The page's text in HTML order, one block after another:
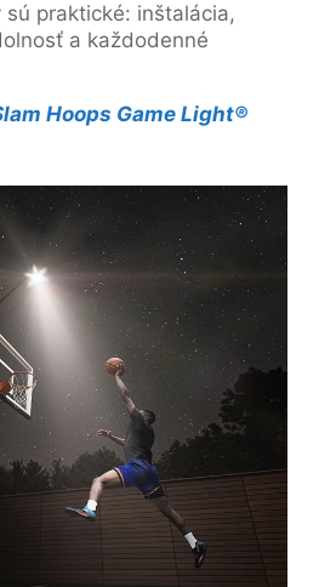
praktické: inštalácia,
a každodenné
Hoops Game Light®